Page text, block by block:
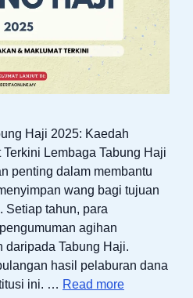
Haji 2025: Kaedah
Lembaga Tabung Haji
penting dalam membantu
wang bagi tujuan
Setiap tahun, para
agihan
daripada Tabung Haji.
hasil pelaburan dana
ini. … Read more